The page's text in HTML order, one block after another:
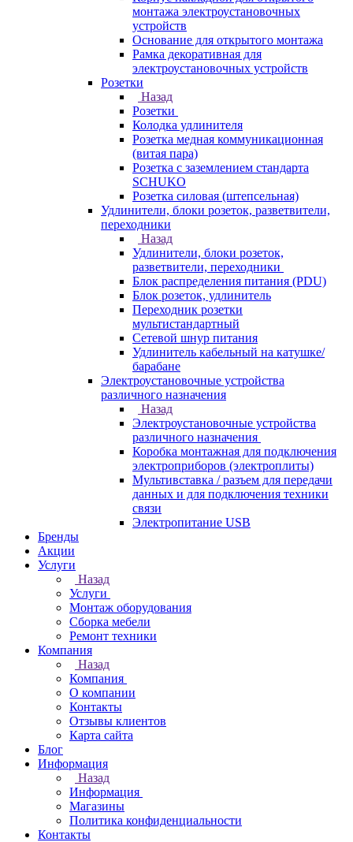
монтажа электроустановочных
устройств
Основание для открытого монтажа
Рамка декоративная для
электроустановочных устройств
Розетки
Назад
Розетки
Колодка удлинителя
Розетка медная коммуникационная
(витая пара)
Розетка с заземлением стандарта
SCHUKO
Розетка силовая (штепсельная)
Удлинители, блоки розеток, разветвители,
переходники
Назад
Удлинители, блоки розеток,
разветвители, переходники
Блок распределения питания (PDU)
Блок розеток, удлинитель
Переходник розетки
мультистандартный
Сетевой шнур питания
Удлинитель кабельный на катушке/
барабане
Электроустановочные устройства
различного назначения
Назад
Электроустановочные устройства
различного назначения
Коробка монтажная для подключения
электроприборов (электроплиты)
Мультивставка / разъем для передачи
данных и для подключения техники
связи
Электропитание USB
Бренды
Акции
Услуги
Назад
Услуги
Монтаж оборудования
Сборка мебели
Ремонт техники
Компания
Назад
Компания
О компании
Контакты
Отзывы клиентов
Карта сайта
Блог
Информация
Назад
Информация
Магазины
Политика конфиденциальности
Контакты